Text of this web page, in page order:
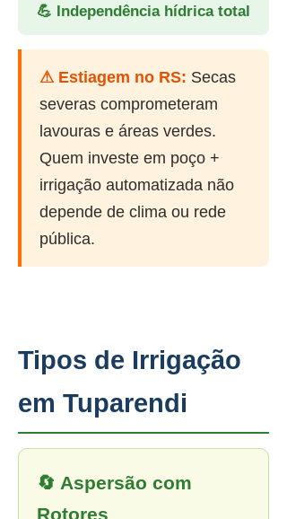
💪 Independência hídrica total
⚠ Estiagem no RS: Secas
severas comprometeram
lavouras e áreas verdes.
Quem investe em poço +
irrigação automatizada não
depende de clima ou rede
pública.
Tipos de Irrigação
em Tuparendi
🔄 Aspersão com
Rotores